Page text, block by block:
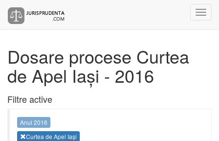
Dosare procese Curtea
de Apel Iași - 2016
Filtre active
Anul 2016
Curtea de Apel Iași